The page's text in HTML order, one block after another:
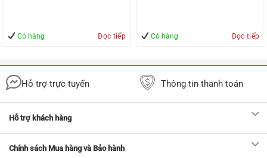
Có hàng Đọc tiếp Có hàng Đọc tiếp
Hỗ trợ trực tuyến Thông tin thanh toán
Hỗ trợ khách hàng
Chính sách Mua hàng và Bảo hành